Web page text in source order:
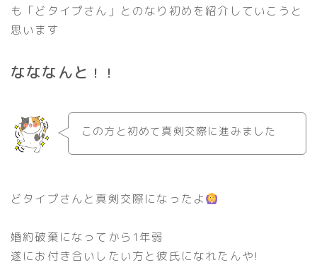
も「どタイプさん」とのなり初めを紹介していこうと
思います
なななんと ！！
この方と初めて真剣交際に進みました
どタイプさんと真剣交際になったよ
婚約破棄になってから1年弱
遂にお付き合いしたい方と彼氏になれたんや!